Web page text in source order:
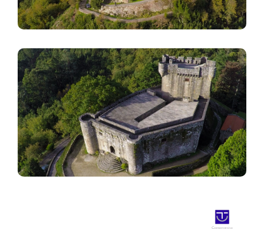
Imaxe